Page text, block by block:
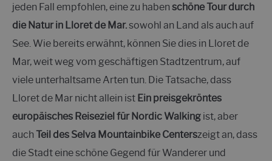
jeden Fall empfohlen, eine zu haben schöne Tour durch
die Natur in Lloret de Mar.sowohl an Land als auch auf
See. Wie bereits erwähnt, können Sie dies in Lloret de
Mar, weit weg vom geschäftigen Stadtzentrum, auf
viele unterhaltsame Arten tun. Die Tatsache, dass
Lloret de Mar nicht allein ist Ein preisgekröntes
europäisches Reiseziel für Nordic Walking ist, aber
auch Teil des Selva Mountainbike Centerszeigt an, dass
die Stadt eine schöne Gegend für Wanderer und